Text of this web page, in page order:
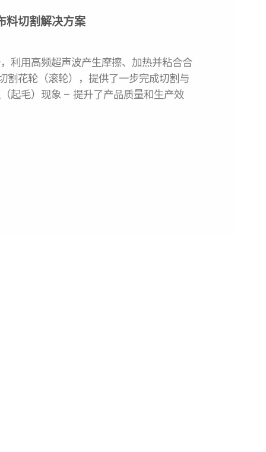
料切割解决方案
利用高频超声波产生摩擦、加热并粘合合
割花轮（滚轮），提供了一步完成切割与
起毛）现象 – 提升了产品质量和生产效